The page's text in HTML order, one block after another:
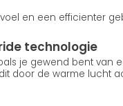
en een efficienter
technologie
je gewend bent van
door de warme lucht